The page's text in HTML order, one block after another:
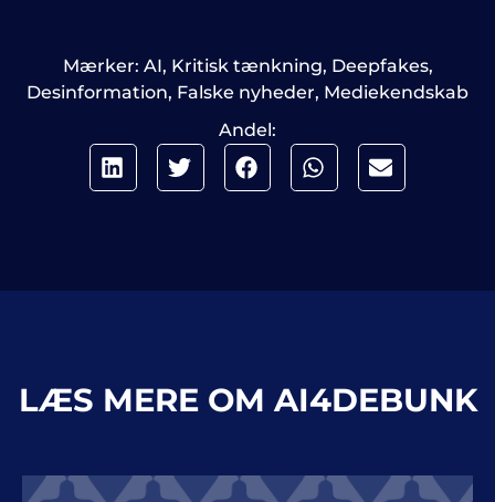
Mærker: AI, Kritisk tænkning, Deepfakes,
Desinformation, Falske nyheder, Mediekendskab
Andel:
LÆS MERE OM AI4DEBUNK